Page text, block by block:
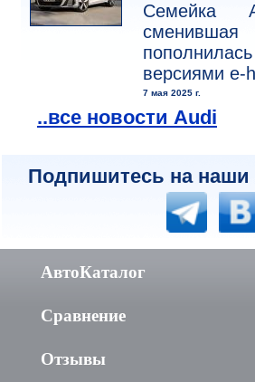
Семейка
версиями e-
7 мая 2025 г.
..все новости Audi
Подпишитесь на наши
АвтоКаталог
Сравнение
Отзывы